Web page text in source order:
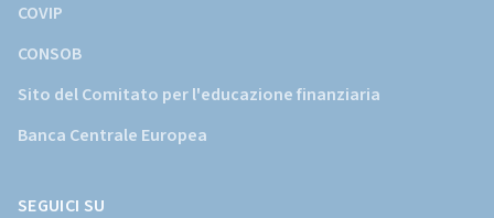
COVIP
CONSOB
Sito del Comitato per l'educazione finanziaria
Banca Centrale Europea
SEGUICI SU